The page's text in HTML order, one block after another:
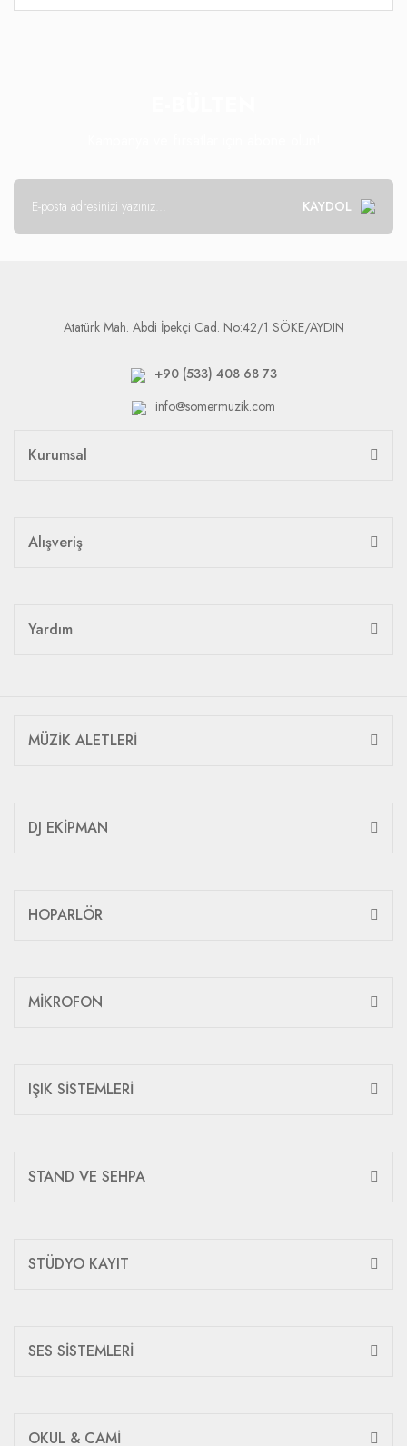
KAYDOL
Atatürk Mah. Abdi İpekçi Cad. No:42/1 SÖKE/AYDIN
+90 (533) 408 68 73
info@somermuzik.com
Kurumsal
Alışveriş
Yardım
MÜZİK ALETLERİ
DJ EKİPMAN
HOPARLÖR
MİKROFON
IŞIK SİSTEMLERİ
STAND VE SEHPA
STÜDYO KAYIT
SES SİSTEMLERİ
OKUL & CAMİ